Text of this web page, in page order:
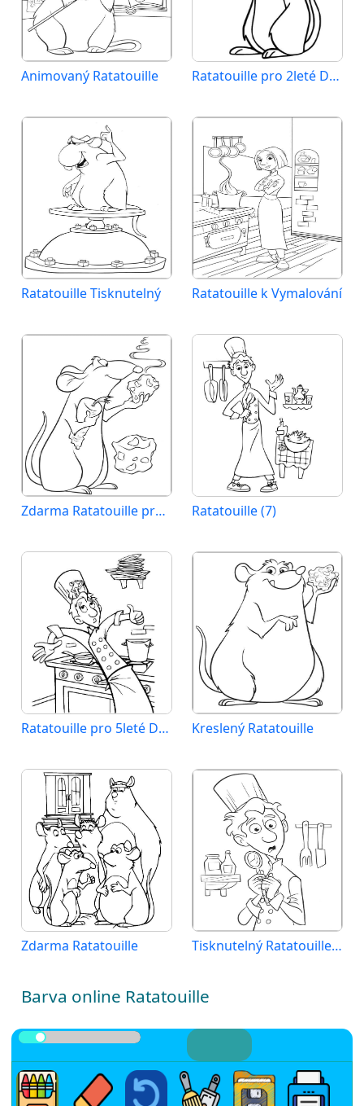
Animovaný Ratatouille Ratatouille pro 2leté Děti
Ratatouille Tisknutelný Ratatouille k Vymalování
Zdarma Ratatouille pro Děti Ratatouille (7)
Ratatouille pro 5leté Děti Kreslený Ratatouille
Zdarma Ratatouille Tisknutelný Ratatouille Obrázek
Barva online Ratatouille